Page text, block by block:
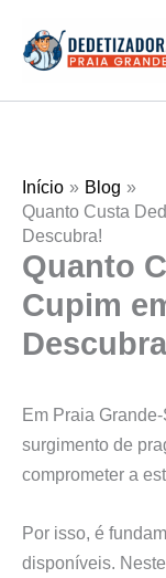
para
conteúdo
Início
Blog
Quanto Custa
Descubra!
Quanto
Cupim
Em Praia
surgimento de
comprometer a
Por isso, é
disponíveis.